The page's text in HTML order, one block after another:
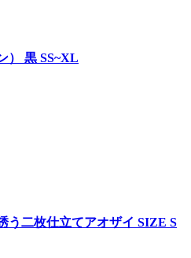
） 黒 SS~XL
う二枚仕立てアオザイ SIZE S